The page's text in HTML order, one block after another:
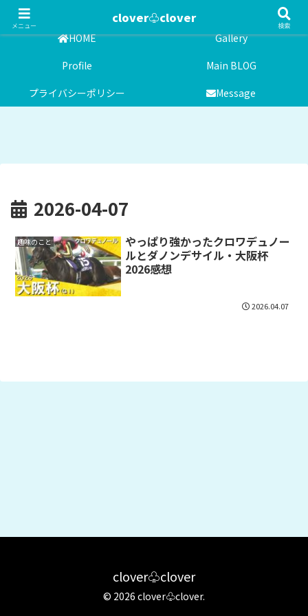
気まぐれ雑記日記
HOME
Gallery
Profile
Main BLOG
プライバシーポリシー
Message
2026-04-07
趣味のこと
やっぱり強かったクロワデュノー
ルとダノンデサイル・大阪杯
2026感想
2026.04.07
clover♧clover
© 2026 clover♧clover.
メニュー
clover♧clover
検索